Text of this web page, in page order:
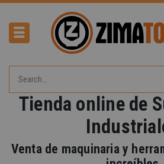
Tienda online de
Venta de maquinaria y